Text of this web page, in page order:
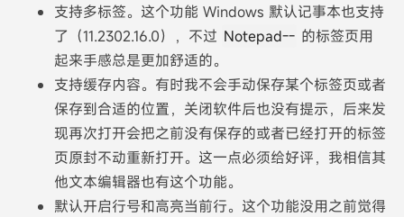
支持多标签。这个功能 Windows 默认记事本也支持
了（11.2302.16.0），不过 Notepad-- 的标签页用
起来手感总是更加舒适的。
支持缓存内容。有时我不会手动保存某个标签页或者
保存到合适的位置，关闭软件后也没有提示，后来发
现再次打开会把之前没有保存的或者已经打开的标签
页原封不动重新打开。这一点必须给好评，我相信其
他文本编辑器也有这个功能。
默认开启行号和高亮当前行。这个功能没用之前觉得